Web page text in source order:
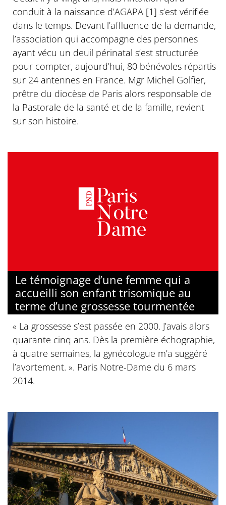
conduit à la naissance d’AGAPA [1] s’est vérifiée
dans le temps. Devant l’affluence de la demande,
l’association qui accompagne des personnes
ayant vécu un deuil périnatal s’est structurée
pour compter, aujourd’hui, 80 bénévoles répartis
sur 24 antennes en France. Mgr Michel Golfier,
prêtre du diocèse de Paris alors responsable de
la Pastorale de la santé et de la famille, revient
sur son histoire.
Le témoignage d’une femme qui a
accueilli son enfant trisomique au
terme d’une grossesse tourmentée
« La grossesse s’est passée en 2000. J’avais alors
quarante cinq ans. Dès la première échographie,
à quatre semaines, la gynécologue m’a suggéré
l’avortement. ». Paris Notre-Dame du 6 mars
2014.